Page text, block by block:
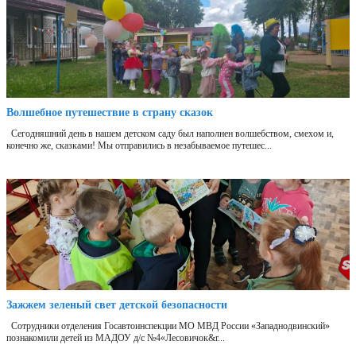
Волшебное путешествие в страну сказок
Сегодняшний день в нашем детском саду был наполнен волшебством, смехом и,
конечно же, сказками! Мы отправились в незабываемое путешес...
Зажжем зеленый свет детской безопасности
Сотрудники отделения Госавтоинспекции МО МВД России «Западнодвинский»
познакомили детей из МАДОУ д/с №4«Лесовичок&r...